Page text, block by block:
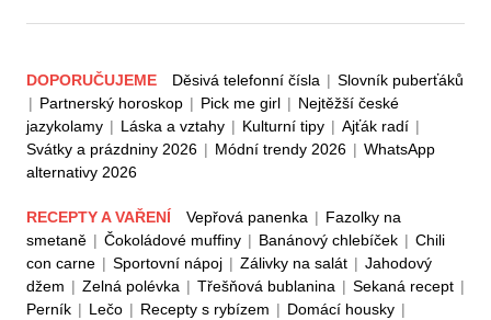
DOPORUČUJEME Děsivá telefonní čísla | Slovník puberťáků
| Partnerský horoskop | Pick me girl | Nejtěžší české
jazykolamy | Láska a vztahy | Kulturní tipy | Ajťák radí |
Svátky a prázdniny 2026 | Módní trendy 2026 | WhatsApp
alternativy 2026
RECEPTY A VAŘENÍ Vepřová panenka | Fazolky na
smetaně | Čokoládové muffiny | Banánový chlebíček | Chili
con carne | Sportovní nápoj | Zálivky na salát | Jahodový
džem | Zelná polévka | Třešňová bublanina | Sekaná recept |
Perník | Lečo | Recepty s rybízem | Domácí housky |